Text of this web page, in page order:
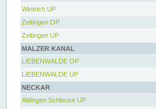
Wintrich UP
Zeltingen OP
Zeltingen UP
MALZER KANAL
LIEBENWALDE OP
LIEBENWALDE UP
NECKAR
Aldingen Schleuse UP